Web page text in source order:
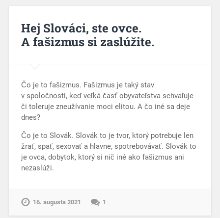
Hej Slováci, ste ovce.
A fašizmus si zaslúžite.
Čo je to fašizmus. Fašizmus je taký stav
v spoločnosti, keď veľká časť obyvateľstva schvaľuje
či toleruje zneužívanie moci elitou. A čo iné sa deje
dnes?
Čo je to Slovák. Slovák to je tvor, ktorý potrebuje len
žrať, spať, sexovať a hlavne, spotrebovávať. Slovák to
je ovca, dobytok, ktorý si nič iné ako fašizmus ani
nezaslúži.
16. augusta 2021 1